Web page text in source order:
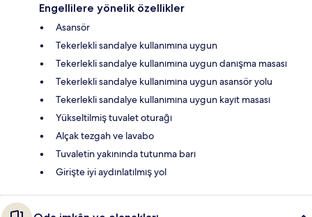
Engellilere yönelik özellikler
Asansör
Tekerlekli sandalye kullanımına uygun
Tekerlekli sandalye kullanımına uygun danışma masası
Tekerlekli sandalye kullanımına uygun asansör yolu
Tekerlekli sandalye kullanımına uygun kayıt masası
Yükseltilmiş tuvalet oturağı
Alçak tezgah ve lavabo
Tuvaletin yakınında tutunma barı
Girişte iyi aydınlatılmış yol